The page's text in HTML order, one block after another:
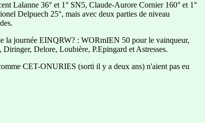
Lalanne 36° et 1° SN5, Claude-Aurore Cornier 160° et 1°
Delpuech 25°, mais avec deux parties de niveau
la journée EINQRW? : WORmIEN 50 pour le vainqueur,
Delore, Loubière, P.Epingard et Astresses.
CET-ONURIES (sorti il y a deux ans) n'aient pas eu